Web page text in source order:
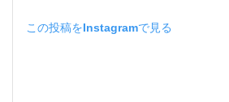
この投稿をInstagramで見る